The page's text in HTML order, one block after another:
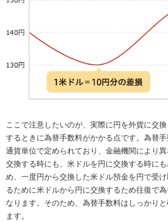
ここで注意したいのが、実際に円を外貨に交
するときに為替手数料がかかる点です。為替
通貨単位で定められており、金融機関により
交換する時にも、米ドルを円に交換する時に
め、一度円から交換した米ドル預金を円で受
るために米ドルから円に交換するため往復で
なります。そのため、為替手数料はしっかり
ます。